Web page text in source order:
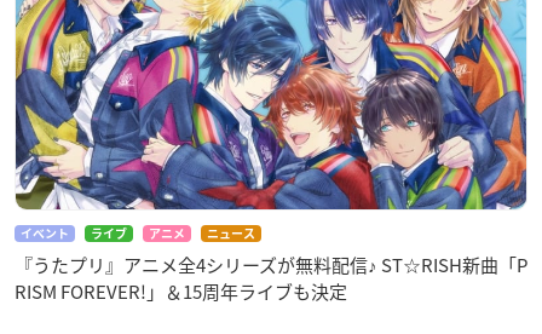
イベント ライブ アニメ ニュース
『うたプリ』アニメ全4シリーズが無料配信♪ ST☆RISH新曲「P
RISM FOREVER!」＆15周年ライブも決定